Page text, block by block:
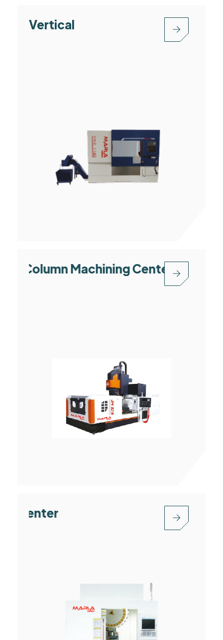
Vertical
Machining Center
Five-axis Machining Center